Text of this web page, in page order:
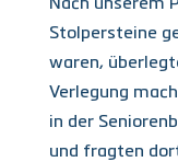
Nach unserem
Stolpersteine
waren,
Verlegung
in der
und fragten